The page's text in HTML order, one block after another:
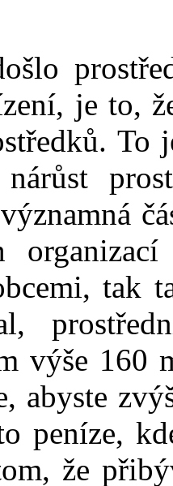
je to,
To
nárůst
tak
výše 160
abyste
peníze,
že